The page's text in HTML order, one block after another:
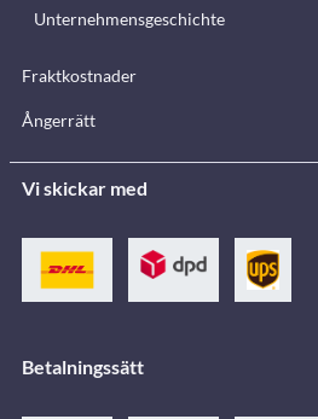
Unternehmensgeschichte
Fraktkostnader
Ångerrätt
Vi skickar med
Betalningssätt